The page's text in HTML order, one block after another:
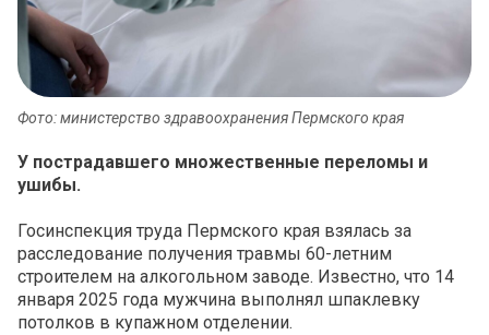
Фото: министерство здравоохранения Пермского края
У пострадавшего множественные переломы и
ушибы.
Госинспекция труда Пермского края взялась за
расследование получения травмы 60-летним
строителем на алкогольном заводе. Известно, что 14
января 2025 года мужчина выполнял шпаклевку
потолков в купажном отделении.